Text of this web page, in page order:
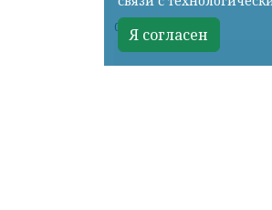
07.08.2026 17:56
Я согласен